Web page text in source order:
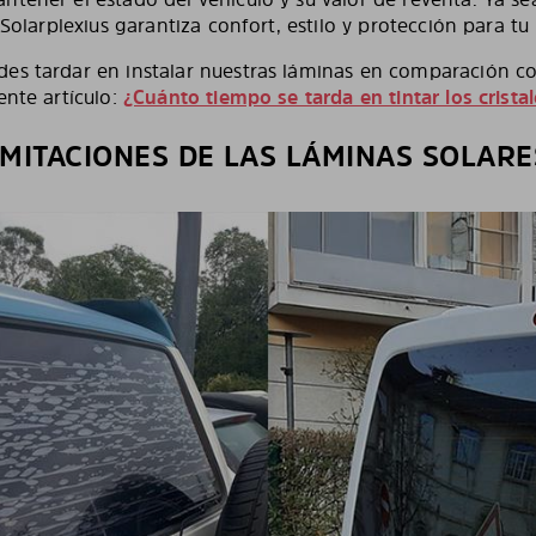
garantiza confort, estilo y protección para
tardar en instalar nuestras láminas en comparación
artículo: ¿Cuánto tiempo se tarda en tintar los
DE LAS LÁMINAS